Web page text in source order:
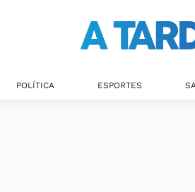
POLÍTICA ESPORTES